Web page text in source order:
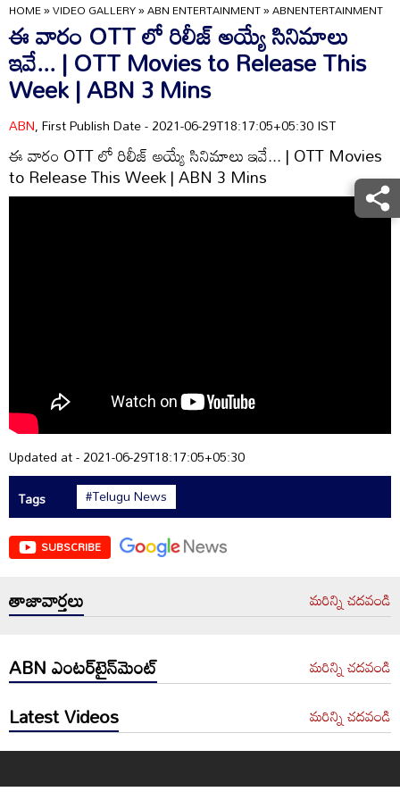
HOME»VIDEO GALLERY»ABN ENTERTAINMENT»ABNENTERTAINMENT
ఈ వారం OTT లో రిలీజ్ అయ్యే సినిమాలు
ఇవే... | OTT Movies to Release This
Week | ABN 3 Mins
ABN, First Publish Date - 2021-06-29T18:17:05+05:30 IST
ఈ వారం OTT లో రిలీజ్ అయ్యే సినిమాలు ఇవే... | OTT Movies
to Release This Week | ABN 3 Mins
Updated at - 2021-06-29T18:17:05+05:30
Tags
#Telugu News
SUBSCRIBE
తాజావార్తలు మరిన్ని చదవండి
ABN ఎంటర్‌టైన్‌మెంట్ మరిన్ని చదవండి
Latest Videos మరిన్ని చదవండి